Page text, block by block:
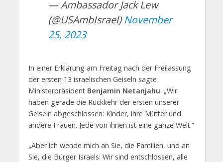
— Ambassador Jack Lew
(@USAmbIsrael) November
25, 2023
In einer Erklärung am Freitag nach der Freilassung
der ersten 13 israelischen Geiseln sagte
Ministerpräsident Benjamin Netanjahu: „Wir
haben gerade die Rückkehr der ersten unserer
Geiseln abgeschlossen: Kinder, ihre Mütter und
andere Frauen. Jede von ihnen ist eine ganze Welt.“
„Aber ich wende mich an Sie, die Familien, und an
Sie, die Bürger Israels: Wir sind entschlossen, alle